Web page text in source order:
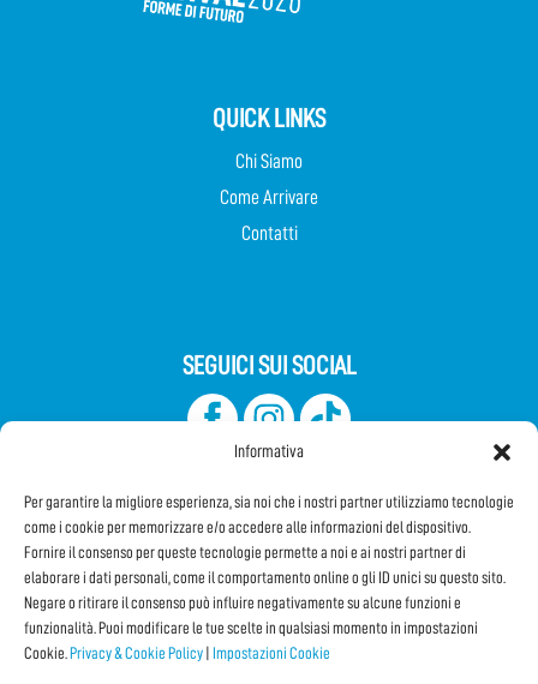
Informativa
Per garantire la migliore esperienza, sia noi che i nostri partner utilizziamo tecnologie
come i cookie per memorizzare e/o accedere alle informazioni del dispositivo.
Fornire il consenso per queste tecnologie permette a noi e ai nostri partner di
elaborare i dati personali, come il comportamento online o gli ID unici su questo sito.
Negare o ritirare il consenso può influire negativamente su alcune funzioni e
funzionalità. Puoi modificare le tue scelte in qualsiasi momento in impostazioni
Cookie. Privacy & Cookie Policy Impostazioni Cookie
QUICK LINKS
Chi Siamo
Come Arrivare
Contatti
SEGUICI SUI SOCIAL
Iscriviti alla Newsletter
CONDIVIDI QUESTA PAGINA!